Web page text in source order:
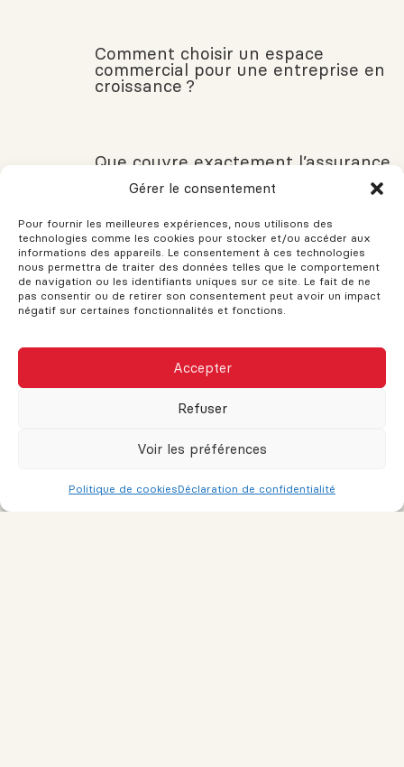
Gérer le consentement
Pour fournir les meilleures expériences, nous utilisons des
technologies comme les cookies pour stocker et/ou accéder aux
informations des appareils. Le consentement à ces technologies
nous permettra de traiter des données telles que le comportement
de navigation ou les identifiants uniques sur ce site. Le fait de ne
pas consentir ou de retirer son consentement peut avoir un impact
négatif sur certaines fonctionnalités et fonctions.
Accepter
Refuser
Voir les préférences
Politique de cookiesDéclaration de confidentialité
Comment choisir un espace
commercial pour une entreprise en
croissance ?
Que couvre exactement l’assurance
habitation?
VOUS AVEZ DES QUESTIONS?
Si vous avez des questions, n'hésitez pas à demander!
L'assistance est disponible pour vos besoins. Le support et les
ce formulaire et une réponse sera envoyée dès que possible.